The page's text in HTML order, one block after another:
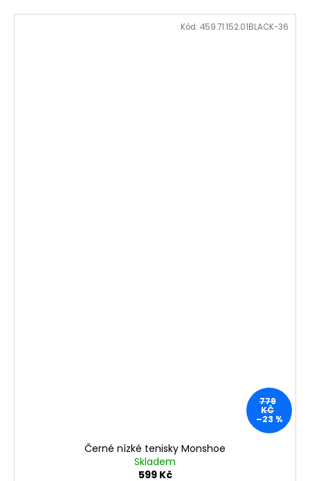
779
KČ
–23 %
Černé nízké tenisky Monshoe
Skladem
599 Kč
Kód: 459.71.152.01BLACK-36